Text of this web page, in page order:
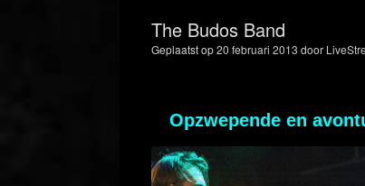
The Budos Band
Geplaatst op20 februari 2013 door
Opzwepende en